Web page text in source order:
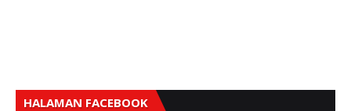
HALAMAN FACEBOOK